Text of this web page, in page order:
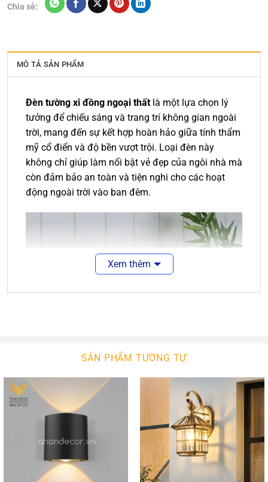
Chia sẻ:
MÔ TẢ SẢN PHẨM
Đèn tường xi đồng ngoại thất là một lựa chọn lý
tưởng để chiếu sáng và trang trí không gian ngoài
trời, mang đến sự kết hợp hoàn hảo giữa tính thẩm
mỹ cổ điển và độ bền vượt trội. Loại đèn này
không chỉ giúp làm nổi bật vẻ đẹp của ngôi nhà mà
còn đảm bảo an toàn và tiện nghi cho các hoạt
động ngoài trời vào ban đêm.
Đặc Điểm Nổi Bật Của Đèn Tường Xi Đồng Ngoại
Thất
Xem thêm
SẢN PHẨM TƯƠNG TỰ